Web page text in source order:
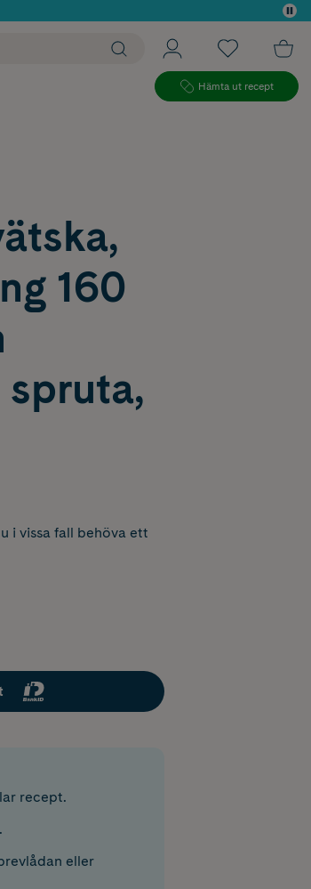
Hämta ut recept
160
i vissa fall behöva ett
recept.
eller